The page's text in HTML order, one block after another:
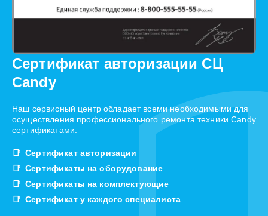
Сертификат авторизации СЦ
Candy
Наш сервисный центр обладает всеми необходимыми для
осуществления профессионального ремонта техники Candy
сертификатами:
Сертификат авторизации
Сертификаты на оборудование
Сертификаты на комплектующие
Сертификат у каждого специалиста